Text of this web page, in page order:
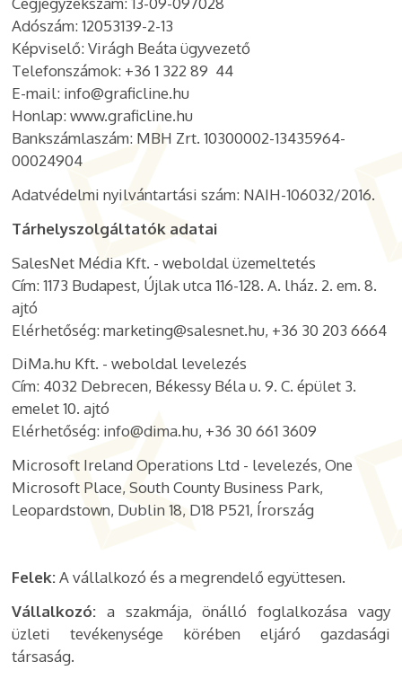
Adószám: 12053139-2-13
Képviselő: Virágh Beáta ügyvezető
Telefonszámok: +36 1 322 89 44
E-mail: info@graficline.hu
Honlap: www.graficline.hu
Bankszámlaszám: MBH Zrt. 10300002-13435964-
00024904
Adatvédelmi nyilvántartási szám: NAIH-106032/2016.
Tárhelyszolgáltatók adatai
SalesNet Média Kft. - weboldal üzemeltetés
Cím: 1173 Budapest, Újlak utca 116-128. A. lház. 2. em. 8.
ajtó
Elérhetőség: marketing@salesnet.hu, +36 30 203 6664
DiMa.hu Kft. - weboldal levelezés
Cím: 4032 Debrecen, Békessy Béla u. 9. C. épület 3.
emelet 10. ajtó
Elérhetőség: info@dima.hu, +36 30 661 3609
Microsoft Ireland Operations Ltd - levelezés, One
Microsoft Place, South County Business Park,
Leopardstown, Dublin 18, D18 P521, Írország
Felek:A vállalkozó és a megrendelő együttesen.
Vállalkozó:a szakmája, önálló foglalkozása vagy
üzleti tevékenysége körében eljáró gazdasági
társaság.